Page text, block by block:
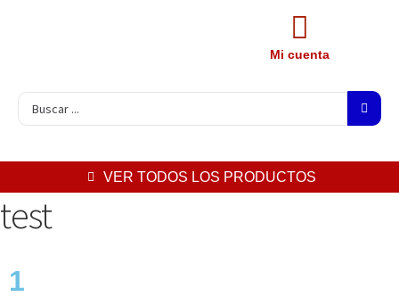
Mi cuenta
VER TODOS LOS PRODUCTOS
test
1